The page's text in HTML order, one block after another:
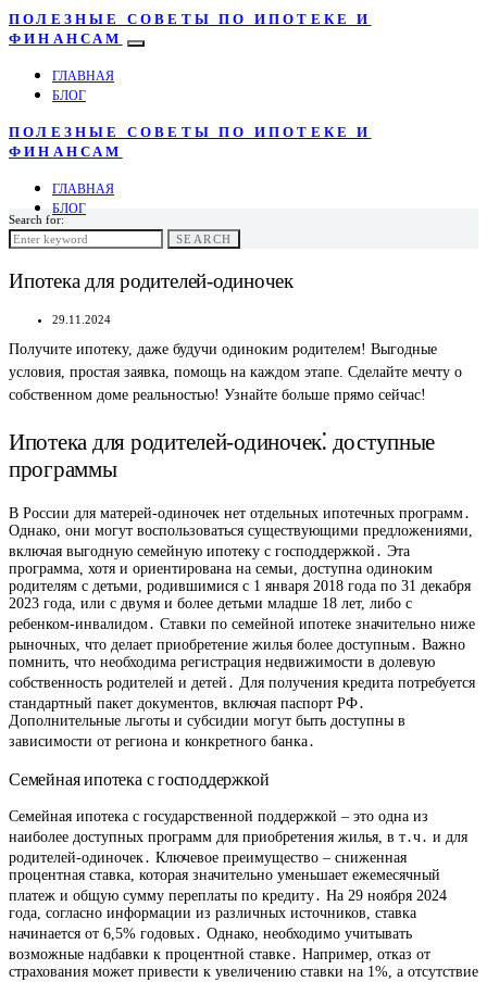
ПОЛЕЗНЫЕ СОВЕТЫ ПО ИПОТЕКЕ И
ФИНАНСАМ
ГЛАВНАЯ
БЛОГ
ПОЛЕЗНЫЕ СОВЕТЫ ПО ИПОТЕКЕ И
ФИНАНСАМ
ГЛАВНАЯ
БЛОГ
Search for:
SEARCH
Ипотека для родителей-одиночек
29.11.2024
Получите ипотеку, даже будучи одиноким родителем! Выгодные
условия, простая заявка, помощь на каждом этапе. Сделайте мечту о
собственном доме реальностью! Узнайте больше прямо сейчас!
Ипотека для родителей-одиночек⁚ доступные
программы
В России для матерей-одиночек нет отдельных ипотечных программ․
Однако, они могут воспользоваться существующими предложениями,
включая выгодную семейную ипотеку с господдержкой․ Эта
программа, хотя и ориентирована на семьи, доступна одиноким
родителям с детьми, родившимися с 1 января 2018 года по 31 декабря
2023 года, или с двумя и более детьми младше 18 лет, либо с
ребенком-инвалидом․ Ставки по семейной ипотеке значительно ниже
рыночных, что делает приобретение жилья более доступным․ Важно
помнить, что необходима регистрация недвижимости в долевую
собственность родителей и детей․ Для получения кредита потребуется
стандартный пакет документов, включая паспорт РФ․
Дополнительные льготы и субсидии могут быть доступны в
зависимости от региона и конкретного банка․
Семейная ипотека с господдержкой
Семейная ипотека с государственной поддержкой – это одна из
наиболее доступных программ для приобретения жилья, в т․ч․ и для
родителей-одиночек․ Ключевое преимущество – сниженная
процентная ставка, которая значительно уменьшает ежемесячный
платеж и общую сумму переплаты по кредиту․ На 29 ноября 2024
года, согласно информации из различных источников, ставка
начинается от 6,5% годовых․ Однако, необходимо учитывать
возможные надбавки к процентной ставке․ Например, отказ от
страхования может привести к увеличению ставки на 1%, а отсутствие